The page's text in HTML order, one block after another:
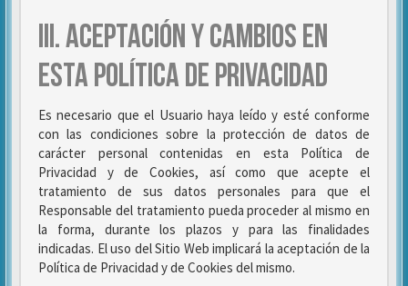
III. ACEPTACIÓN Y CAMBIOS EN
ESTA POLÍTICA DE PRIVACIDAD
Es necesario que el Usuario haya leído y esté conforme
con las condiciones sobre la protección de datos de
carácter personal contenidas en esta Política de
Privacidad y de Cookies, así como que acepte el
tratamiento de sus datos personales para que el
Responsable del tratamiento pueda proceder al mismo en
la forma, durante los plazos y para las finalidades
indicadas. El uso del Sitio Web implicará la aceptación de la
Política de Privacidad y de Cookies del mismo.